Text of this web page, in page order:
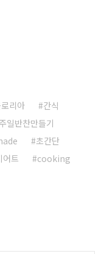
리아
간식
일반찬만들기
초간단
어트
cooking